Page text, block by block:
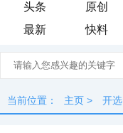
头条 原创
最新
快料
当前位置： 主页 > 开选